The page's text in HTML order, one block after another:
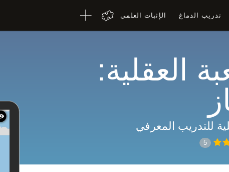
تدريب الدماغ الإثبات العلمي
العقلية:
للتدريب المعرفي
5